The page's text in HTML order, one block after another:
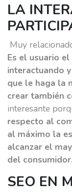
LA
Muy
Es el usuario
interactuando
que le haga la
crear también
interesante
respecto al
al máximo la
alcanzar el
del consumidor.
SEO EN